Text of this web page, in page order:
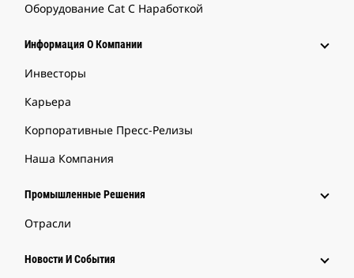
Оборудование Cat С Наработкой
Информация О Компании
Инвесторы
Карьера
Корпоративные Пресс-Релизы
Наша Компания
Промышленные Решения
Отрасли
Новости И События